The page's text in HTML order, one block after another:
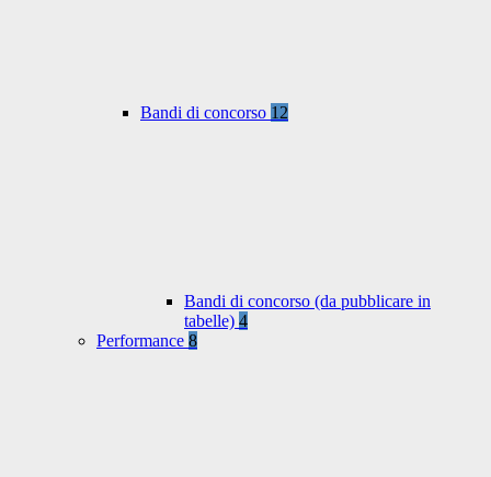
Bandi di concorso 12
Bandi di concorso (da pubblicare in
tabelle) 4
Performance 8